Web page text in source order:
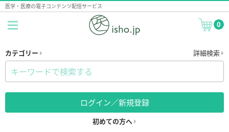
医学・医療の電子コンテンツ配信サービス
0
カテゴリー 詳細検索
ログイン／新規登録
初めての方へ